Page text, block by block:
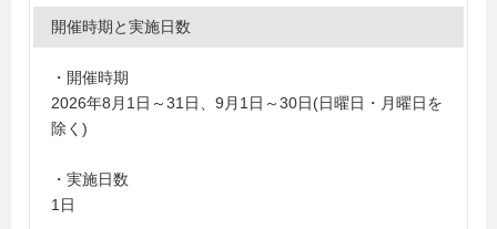
開催時期と実施日数
・開催時期
2026年8月1日～31日、9月1日～30日(日曜日・月曜日を
除く)
・実施日数
1日